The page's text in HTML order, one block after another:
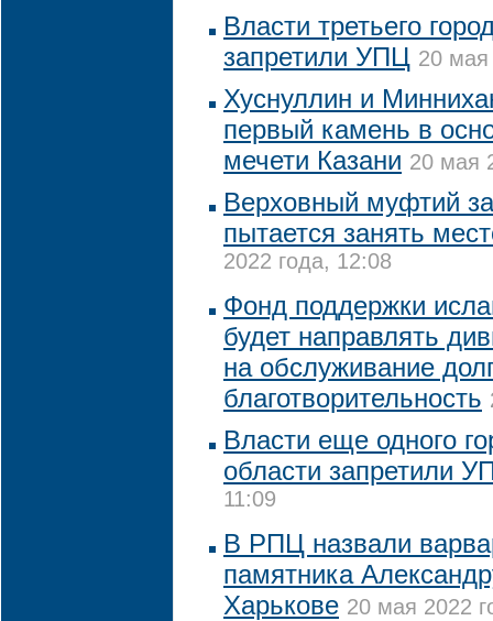
Власти третьего
запретили УПЦ 20 мая
Хуснуллин и
первый камень в
мечети Казани 20 мая
Верховный муфтий
пытается занять
2022 года, 12:08
Фонд поддержки
будет направлять
на обслуживание
благотворительность
Власти еще одного
области запретили
11:09
В РПЦ назвали
памятника
Харькове 20 мая 2022